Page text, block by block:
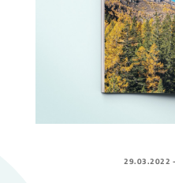
29.03.2022